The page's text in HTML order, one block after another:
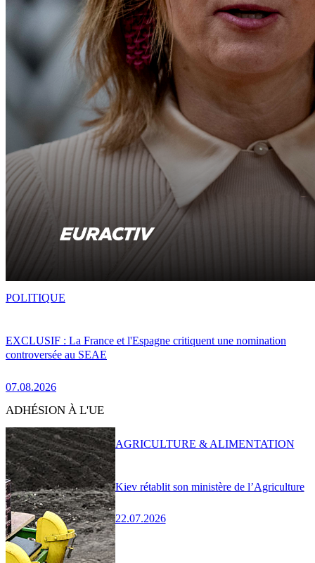
EXCLUSIF : La France et l'Espagne critiquent une nomination
controversée au SEAE
07.08.2026
POLITIQUE
ADHÉSION À L'UE
Kiev rétablit son ministère de l’Agriculture
22.07.2026
AGRICULTURE & ALIMENTATION